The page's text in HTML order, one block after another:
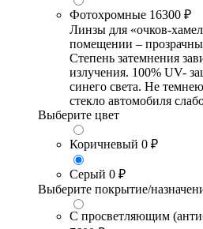
Фотохромные 16300 ₽
Линзы для «очков-
помещении –
Степень затемнения
излучения. 100% UV-
синего света. Не
стекло автомобиля
Выберите цвет
Коричневый 0 ₽
Серый 0 ₽
Выберите покрытие/
С просветляющим